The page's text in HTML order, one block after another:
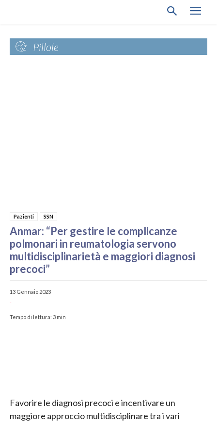
Pillole
Pazienti SSN
Anmar: “Per gestire le complicanze
polmonari in reumatologia servono
multidisciplinarietà e maggiori diagnosi
precoci”
13 Gennaio 2023
-
Tempo di lettura: 3 min
Favorire le diagnosi precoci e incentivare un
maggiore approccio multidisciplinare tra i vari